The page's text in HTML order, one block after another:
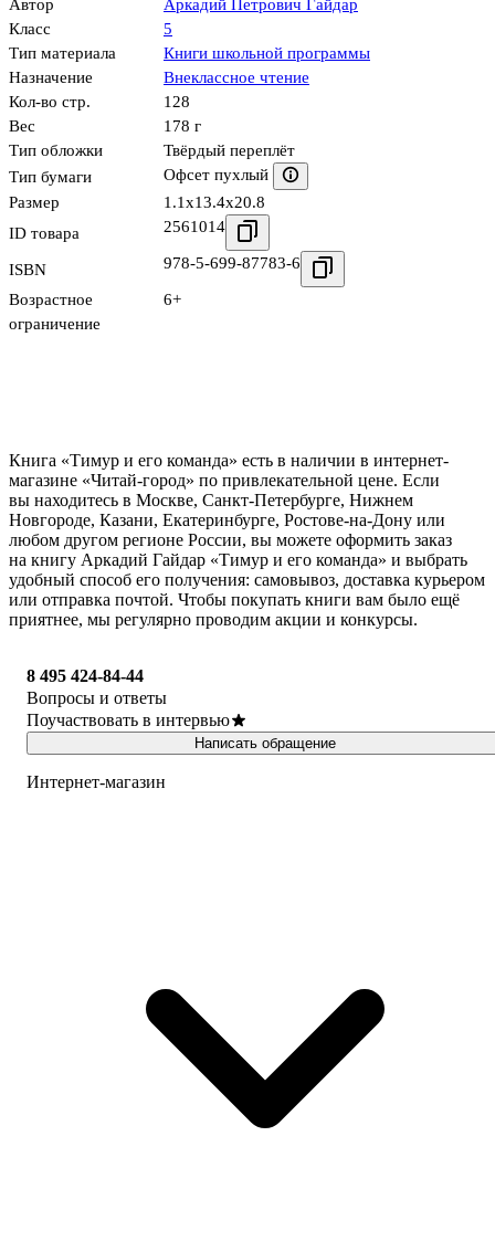
Автор
Аркадий Петрович Гайдар
Класс
5
Тип материала
Книги школьной программы
Назначение
Внеклассное чтение
Кол-во стр.
128
Вес
178 г
Тип обложки
Твёрдый переплёт
Тип бумаги
Офсет пухлый
Размер
1.1x13.4x20.8
ID товара
2561014
ISBN 978-5-699-87783-6
Возрастное
ограничение
6+
Книга «Тимур и его команда» есть в наличии в интернет-
магазине «Читай-город» по привлекательной цене. Если
вы находитесь в Москве, Санкт-Петербурге, Нижнем
Новгороде, Казани, Екатеринбурге, Ростове-на-Дону или
любом другом регионе России, вы можете оформить заказ
на книгу Аркадий Гайдар «Тимур и его команда» и выбрать
удобный способ его получения: самовывоз, доставка курьером
или отправка почтой. Чтобы покупать книги вам было ещё
приятнее, мы регулярно проводим акции и конкурсы.
8 495 424-84-44
Вопросы и ответы
Поучаствовать в интервью
Написать обращение
Интернет-магазин